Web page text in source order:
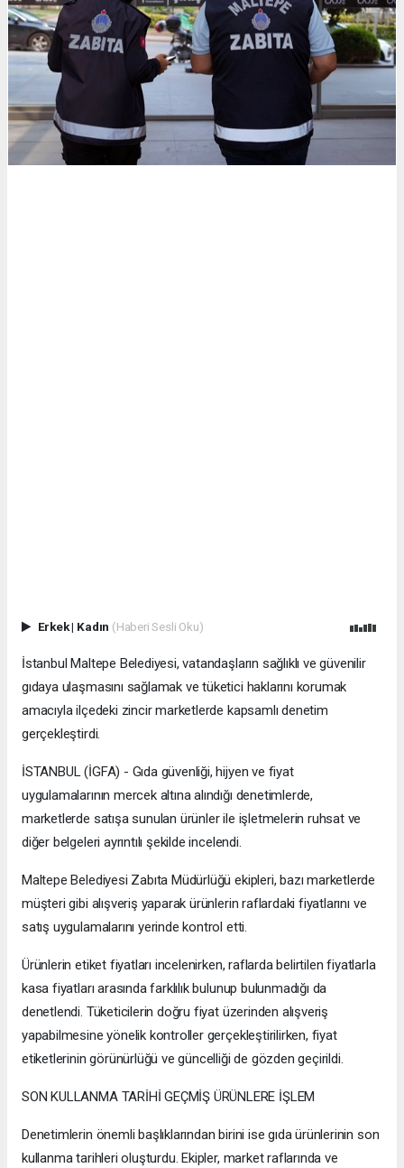
Erkek| Kadın (Haberi Sesli Oku)
İstanbul Maltepe Belediyesi, vatandaşların sağlıklı ve güvenilir
gıdaya ulaşmasını sağlamak ve tüketici haklarını korumak
amacıyla ilçedeki zincir marketlerde kapsamlı denetim
gerçekleştirdi.
İSTANBUL (İGFA) - Gıda güvenliği, hijyen ve fiyat
uygulamalarının mercek altına alındığı denetimlerde,
marketlerde satışa sunulan ürünler ile işletmelerin ruhsat ve
diğer belgeleri ayrıntılı şekilde incelendi.
Maltepe Belediyesi Zabıta Müdürlüğü ekipleri, bazı marketlerde
müşteri gibi alışveriş yaparak ürünlerin raflardaki fiyatlarını ve
satış uygulamalarını yerinde kontrol etti.
Ürünlerin etiket fiyatları incelenirken, raflarda belirtilen fiyatlarla
kasa fiyatları arasında farklılık bulunup bulunmadığı da
denetlendi. Tüketicilerin doğru fiyat üzerinden alışveriş
yapabilmesine yönelik kontroller gerçekleştirilirken, fiyat
etiketlerinin görünürlüğü ve güncelliği de gözden geçirildi.
SON KULLANMA TARİHİ GEÇMİŞ ÜRÜNLERE İŞLEM
Denetimlerin önemli başlıklarından birini ise gıda ürünlerinin son
kullanma tarihleri oluşturdu. Ekipler, market raflarında ve